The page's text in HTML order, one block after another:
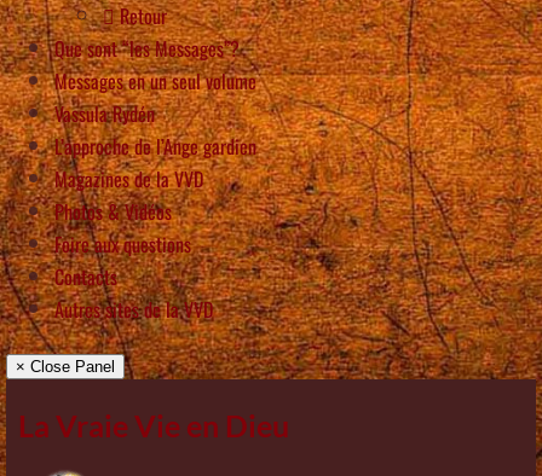
Retour
Que sont “les Messages”?
Messages en un seul volume
Vassula Rydén
L’approche de l’Ange gardien
Magazines de la VVD
Photos & Vidéos
Foire aux questions
Contacts
Autres sites de la VVD
× Close Panel
La Vraie Vie en Dieu